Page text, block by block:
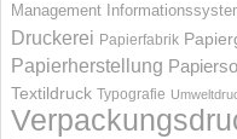
Management
Druckerei Papierfabrik
Papierherstellung
Textildruck Typografie